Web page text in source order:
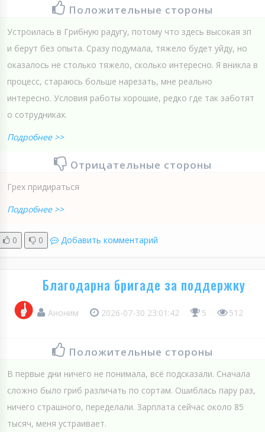
Положительные стороны
Устроилась в Грибную радугу, потому что здесь высокая зп
и берут без опыта. Сразу подумала, тяжело будет уйду, но
оказалось не столько тяжело, сколько интересно. Я вникла в
процесс, стараюсь больше нарезать, мне реально
интересно. Условия работы хорошие, редко где так заботят
о сотрудниках.
Подробнее >>
Отрицательные стороны
Грех придираться
Подробнее >>
0 0 Добавить комментарий
Благодарна бригаде за поддержку
Аноним 2026-07-30 23:01:42 5 512
Положительные стороны
В первые дни ничего не понимала, всё подсказали. Сначала
сложно было гриб различать по сортам. Ошиблась пару раз,
ничего страшного, переделали. Зарплата сейчас около 85
тысяч, меня устраивает.